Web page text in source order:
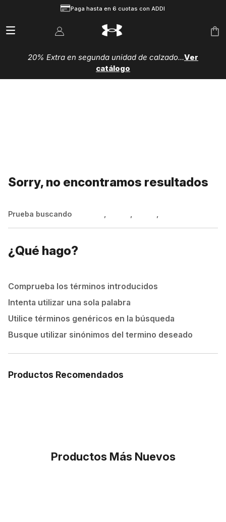
Paga hasta en 6 cuotas con ADDI
20% Extra en segunda unidad de calzado...Ver
catálogo
Sorry, no encontramos resultados
Prueba buscando , , ,
¿Qué hago?
Comprueba los términos introducidos
Intenta utilizar una sola palabra
Utilice términos genéricos en la búsqueda
Busque utilizar sinónimos del termino deseado
Productos Recomendados
Productos Más Nuevos